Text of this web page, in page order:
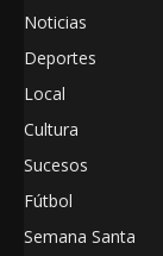
Noticias
Deportes
Local
Cultura
Sucesos
Fútbol
Semana Santa